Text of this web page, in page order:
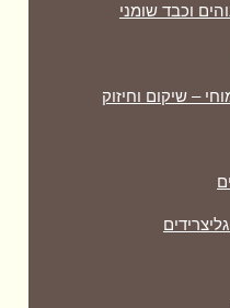
וכבד שומני
– שיקום וחיזוק